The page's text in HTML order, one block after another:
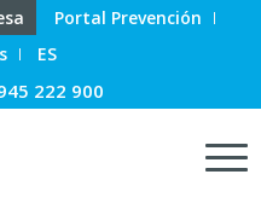
Portal Prevención
ES
222 900